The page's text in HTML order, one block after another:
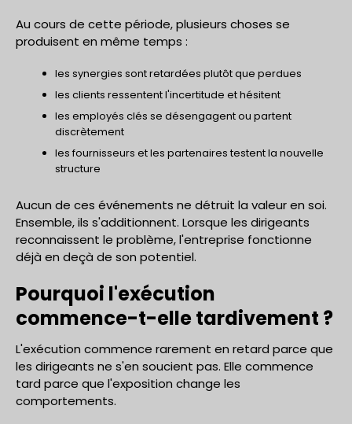
Au cours de cette période, plusieurs choses se
produisent en même temps :
les synergies sont retardées plutôt que perdues
les clients ressentent l'incertitude et hésitent
les employés clés se désengagent ou partent
discrètement
les fournisseurs et les partenaires testent la nouvelle
structure
Aucun de ces événements ne détruit la valeur en soi.
Ensemble, ils s'additionnent. Lorsque les dirigeants
reconnaissent le problème, l'entreprise fonctionne
déjà en deçà de son potentiel.
Pourquoi l'exécution
commence-t-elle tardivement ?
L'exécution commence rarement en retard parce que
les dirigeants ne s'en soucient pas. Elle commence
tard parce que l'exposition change les
comportements.